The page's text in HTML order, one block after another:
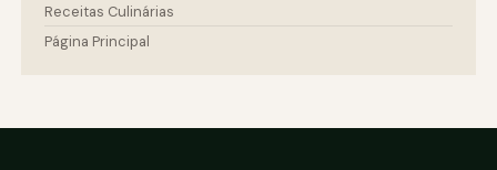
Receitas Culinárias
Página Principal